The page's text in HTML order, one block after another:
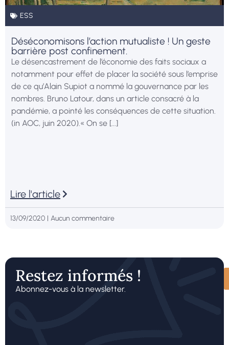
ESS
Déséconomisons l’action mutualiste ! Un geste
barrière post confinement.
Le désencastrement de l’économie des faits sociaux a
notamment pour effet de placer la société sous l’emprise
de ce qu’Alain Supiot a nommé la gouvernance par les
nombres. Bruno Latour, dans un article consacré à la
pandémie, a pointé les conséquences de cette situation.
(in AOC, juin 2020).« On se [...]
Lire l'article
13/09/2020 Aucun commentaire
Restez informés !
Abonnez-vous à la newsletter.